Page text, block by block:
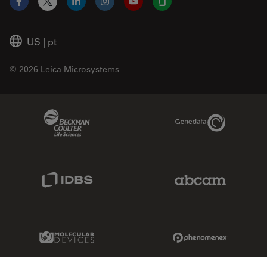
US | pt
© 2026 Leica Microsystems
Facebook
X LinkedInInstagramYouTubeGlassdoor
Genedata Link
Molecular Devices Link